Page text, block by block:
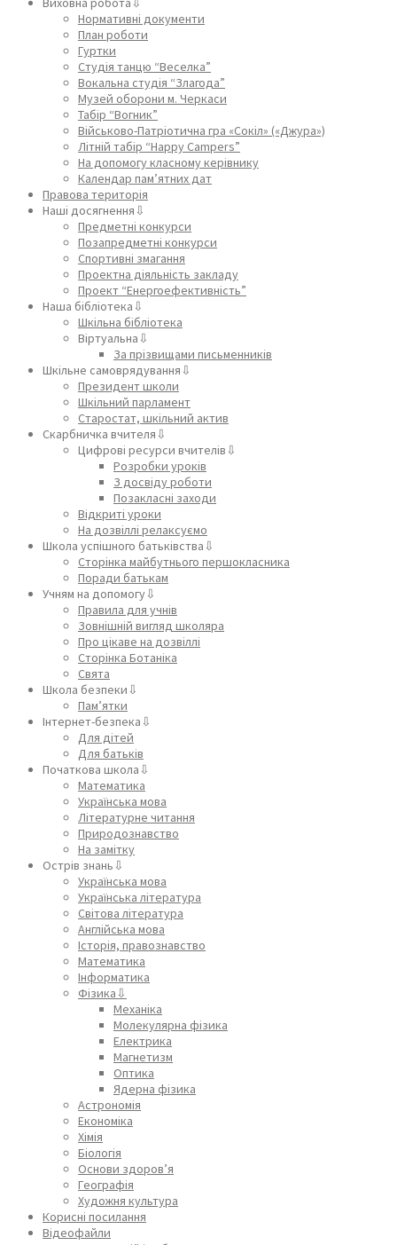
Нормативні документи
План роботи
Гуртки
Студія танцю “Веселка”
Вокальна студія “Злагода”
Музей оборони м. Черкаси
Табір “Вогник”
Військово-Патріотична гра «Сокіл» («Джура»)
Літній табір “Happy Campers”
На допомогу класному керівнику
Календар пам’ятних дат
Правова територія
Наші досягнення⇩
Предметні конкурси
Позапредметні конкурси
Спортивні змагання
Проектна діяльність закладу
Проект “Енергоефективність”
Наша бібліотека⇩
Шкільна бібліотека
Віртуальна⇩
За прізвищами письменників
Шкільне самоврядування⇩
Президент школи
Шкільний парламент
Старостат, шкільний актив
Скарбничка вчителя⇩
Цифрові ресурси вчителів⇩
Розробки уроків
З досвіду роботи
Позакласні заходи
Відкриті уроки
На дозвіллі релаксуємо
Школа успішного батьківства⇩
Сторінка майбутнього першокласника
Поради батькам
Учням на допомогу⇩
Правила для учнів
Зовнішній вигляд школяра
Про цікаве на дозвіллі
Сторінка Ботаніка
Свята
Школа безпеки⇩
Пам’ятки
Інтернет-безпека⇩
Для дітей
Для батьків
Початкова школа⇩
Математика
Українська мова
Літературне читання
Природознавство
На замітку
Острів знань⇩
Українська мова
Українська література
Світова література
Англійська мова
Історія, правознавство
Математика
Інформатика
Фізика⇩
Механіка
Молекулярна фізика
Електрика
Магнетизм
Оптика
Ядерна фізика
Астрономія
Економіка
Хімія
Біологія
Основи здоров’я
Географія
Художня культура
Корисні посилання
Відеофайли